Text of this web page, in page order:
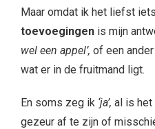
Maar omdat ik het liefst
toevoegingen is mijn
wel een appel’, of een
wat er in de fruitmand ligt.
En soms zeg ik ‘ja’, al is het
gezeur af te zijn of